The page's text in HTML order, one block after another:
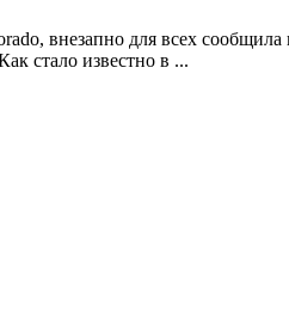
внезапно для всех
стало известно в ...